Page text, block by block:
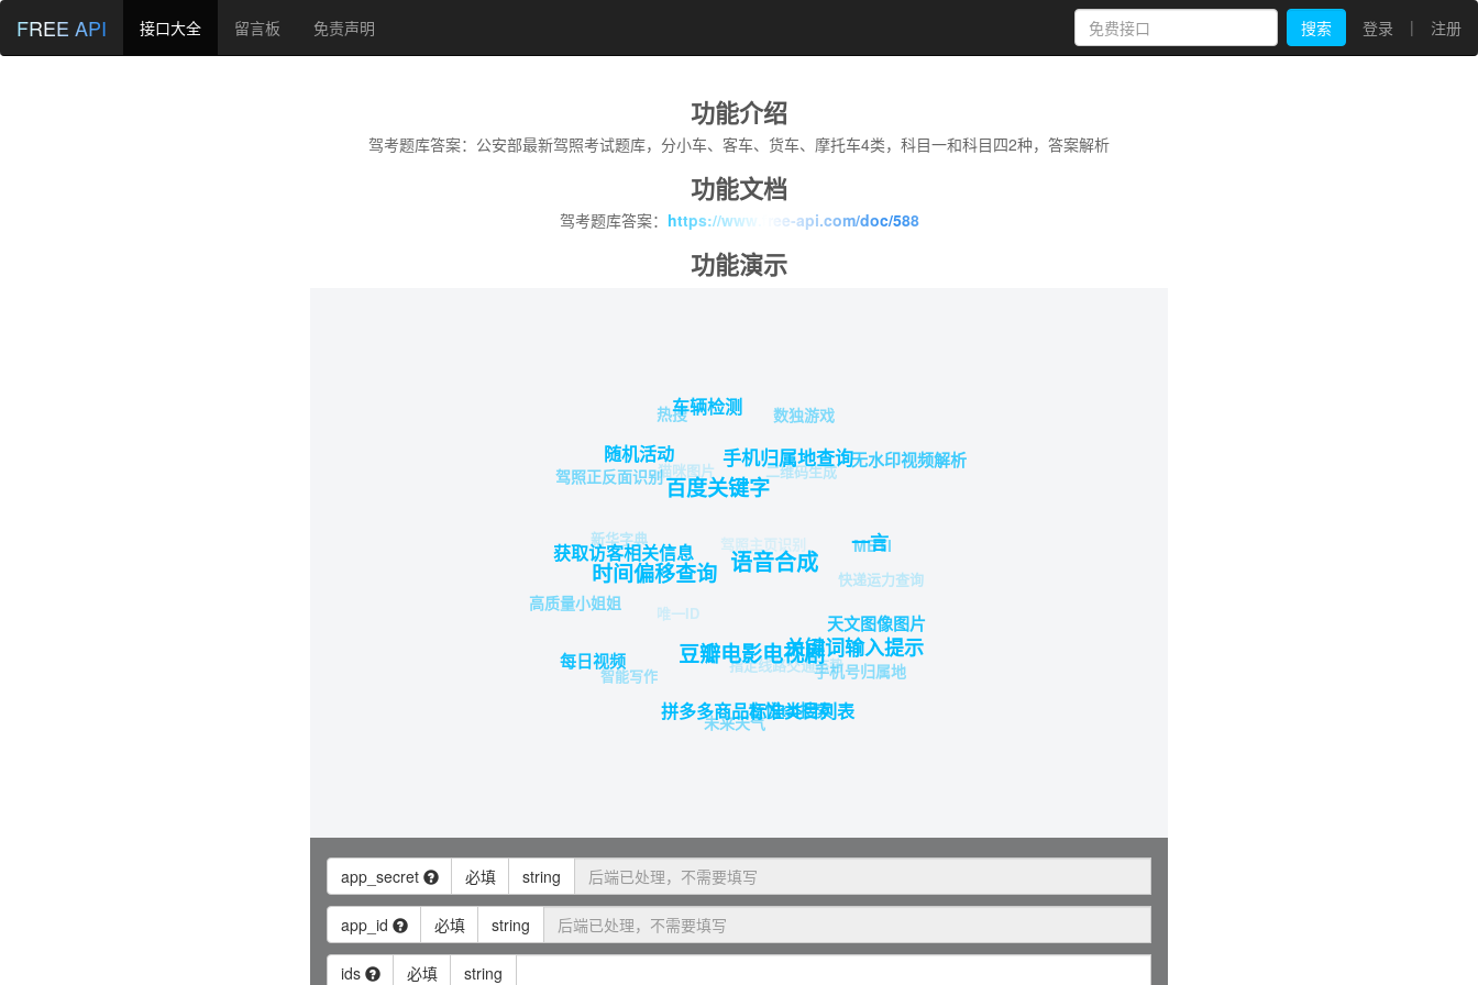
FREE API 接口大全 留言板 免责声明 搜索 登录 | 注册
功能介绍
驾考题库答案：公安部最新驾照考试题库，分小车、客车、货车、摩托车4类，科目一和科目四2种，答案解析
功能文档
驾考题库答案： https://www.free-api.com/doc/588
功能演示
每日视频
拼多多商品标准类目列表
豆瓣电影电视剧
时间偏移查询
获取访客相关信息
高质量小姐姐
智能写作
未来天气音悦tai搜索
关键词输入提示
语音合成
百度关键字
随机活动
驾照正反面识别
新华字典
唯一ID
指定线路交通态势手机号归属地
天文图像图片
一言
手机归属地查询
车辆检测
热搜
猫咪图片
驾照主页识别
快递运力查询
MBTI
无水印视频解析
数独游戏
二维码生成
app_secret 必填 string
app_id 必填 string
ids 必填 string